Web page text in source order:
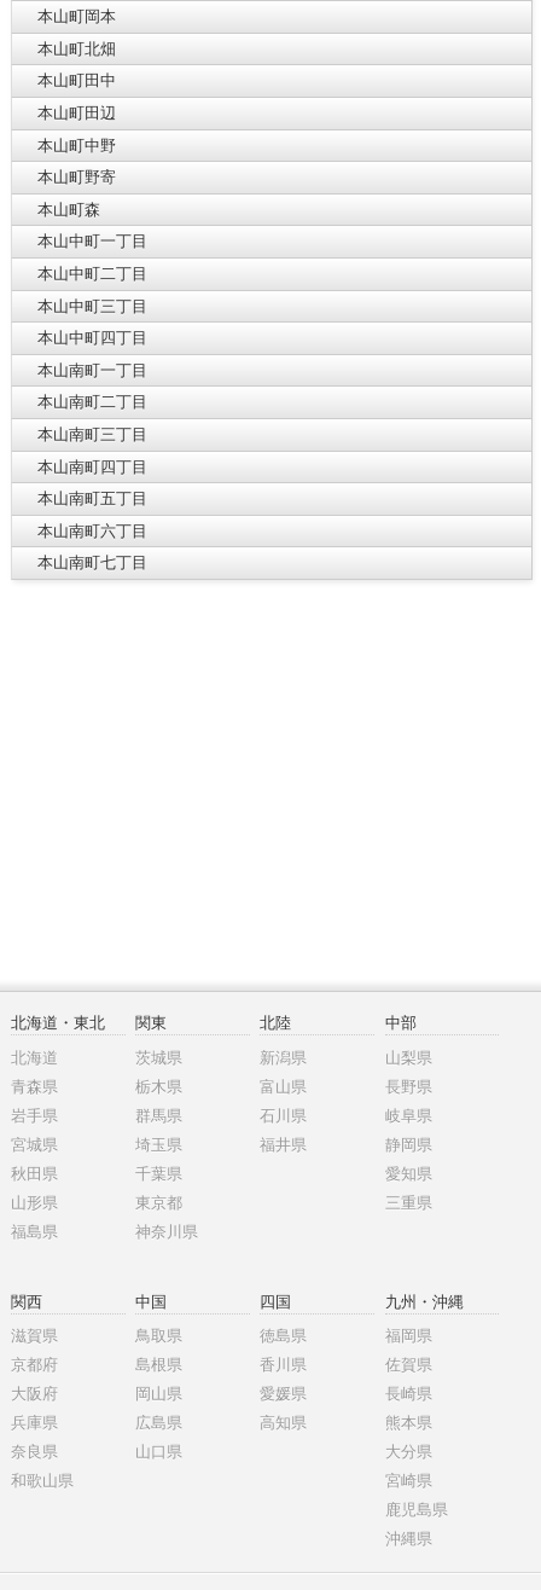
本山町岡本
本山町北畑
本山町田中
本山町田辺
本山町中野
本山町野寄
本山町森
本山中町一丁目
本山中町二丁目
本山中町三丁目
本山中町四丁目
本山南町一丁目
本山南町二丁目
本山南町三丁目
本山南町四丁目
本山南町五丁目
本山南町六丁目
本山南町七丁目
北海道・東北
北海道
青森県
岩手県
宮城県
秋田県
山形県
福島県
関東
茨城県
栃木県
群馬県
埼玉県
千葉県
東京都
神奈川県
北陸
新潟県
富山県
石川県
福井県
中部
山梨県
長野県
岐阜県
静岡県
愛知県
三重県
関西
滋賀県
京都府
大阪府
兵庫県
奈良県
和歌山県
中国
鳥取県
島根県
岡山県
広島県
山口県
四国
徳島県
香川県
愛媛県
高知県
九州・沖縄
福岡県
佐賀県
長崎県
熊本県
大分県
宮崎県
鹿児島県
沖縄県